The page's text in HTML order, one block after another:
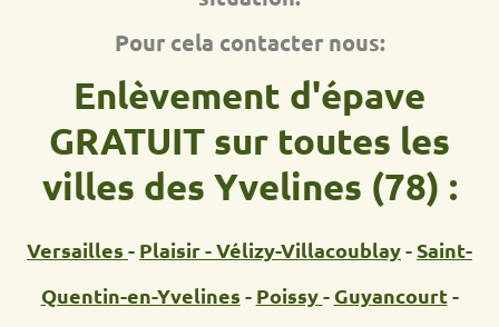
Pour cela contacter nous:
Enlèvement d'épave
GRATUIT sur toutes les
villes des Yvelines (78) :
Versailles - Plaisir -Vélizy-Villacoublay-Saint-
Quentin-en-Yvelines - Poissy- Guyancourt-